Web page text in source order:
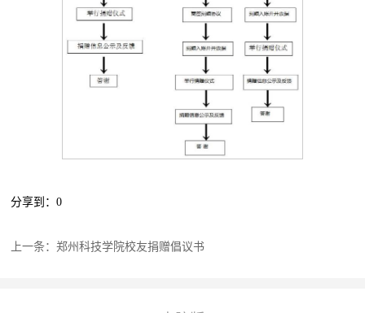
分享到：0
上一条：郑州科技学院校友捐赠倡议书